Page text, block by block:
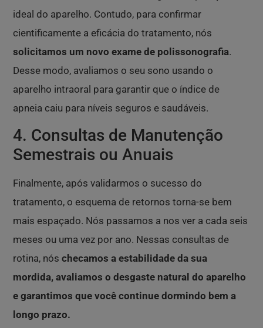
ideal do aparelho. Contudo, para confirmar
cientificamente a eficácia do tratamento, nós
solicitamos um novo exame de polissonografia.
Desse modo, avaliamos o seu sono usando o
aparelho intraoral para garantir que o índice de
apneia caiu para níveis seguros e saudáveis.
4. Consultas de Manutenção
Semestrais ou Anuais
Finalmente, após validarmos o sucesso do
tratamento, o esquema de retornos torna-se bem
mais espaçado. Nós passamos a nos ver a cada seis
meses ou uma vez por ano. Nessas consultas de
rotina, nóschecamos a estabilidade da sua
mordida, avaliamos o desgaste natural do aparelho
e garantimos que você continue dormindo bem a
longo prazo.